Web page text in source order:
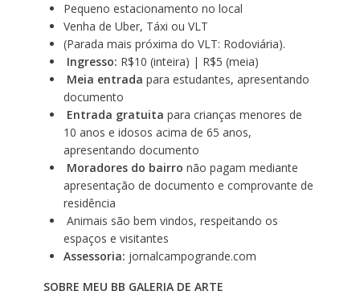
Pequeno estacionamento no local
Venha de Uber, Táxi ou VLT
(Parada mais próxima do VLT: Rodoviária).
Ingresso: R$10 (inteira) | R$5 (meia)
Meia entrada para estudantes, apresentando
documento
Entrada gratuita para crianças menores de
10 anos e idosos acima de 65 anos,
apresentando documento
Moradores do bairro não pagam mediante
apresentação de documento e comprovante de
residência
Animais são bem vindos, respeitando os
espaços e visitantes
Assessoria: jornalcampogrande.com
SOBRE MEU BB GALERIA DE ARTE